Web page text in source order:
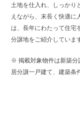
土地を仕入れ、しっかり
えながら、末長く快適に
は、長年にわたって住宅
分譲地をご紹介していま
※ 掲載対象物件は新築分
居分譲一戸建て、建築条